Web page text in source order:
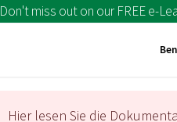
Don't miss out on our FREE e-
Hier lesen Sie die